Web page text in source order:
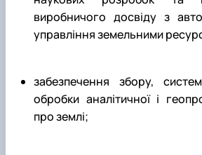
виробничого досвіду з
управління земельними
забезпечення збору,
обробки аналітичної і
про землі;